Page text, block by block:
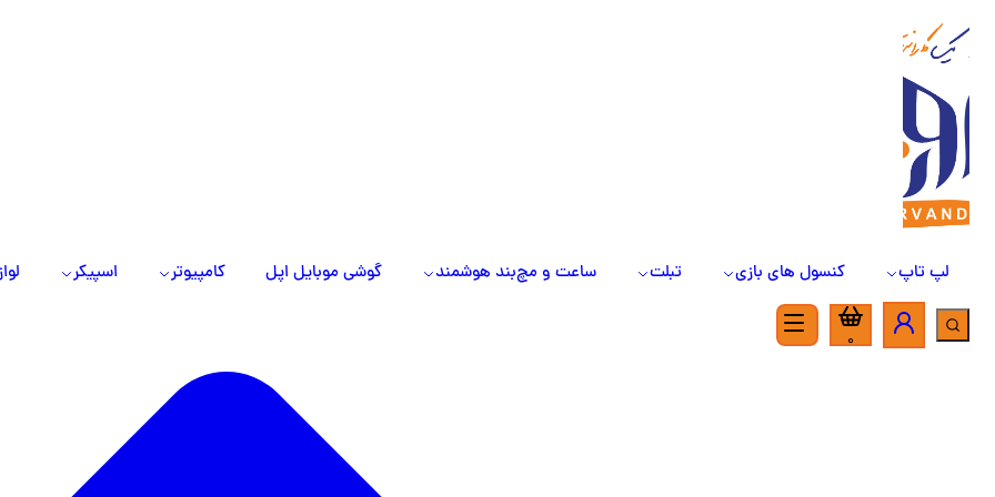
لپ تاپ کنسول های بازی تبلت ساعت و مچ‌بند هوشمند گوشی موبایل اپل کامپیوتر اسپیکر
0